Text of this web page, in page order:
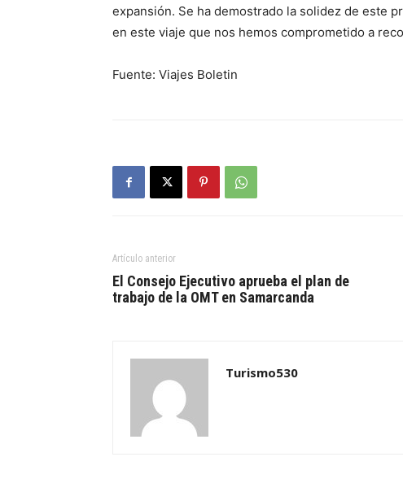
expansión. Se ha demostrado la solidez de este
en este viaje que nos hemos comprometido a
Fuente: Viajes Boletin
Artículo anterior
El Consejo Ejecutivo aprueba el plan de
trabajo de la OMT en Samarcanda
Turismo530